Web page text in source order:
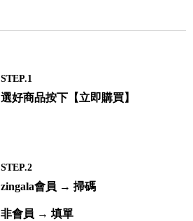
STEP.1
選好商品按下【立即購買】
STEP.2
zingala會員 → 掃碼
非會員 → 填單